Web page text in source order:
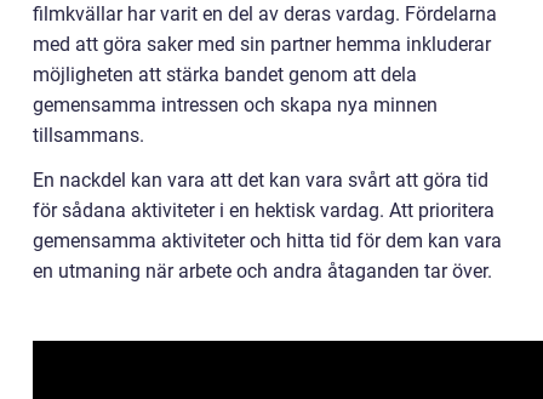
filmkvällar har varit en del av deras vardag. Fördelarna
med att göra saker med sin partner hemma inkluderar
möjligheten att stärka bandet genom att dela
gemensamma intressen och skapa nya minnen
tillsammans.
En nackdel kan vara att det kan vara svårt att göra tid
för sådana aktiviteter i en hektisk vardag. Att prioritera
gemensamma aktiviteter och hitta tid för dem kan vara
en utmaning när arbete och andra åtaganden tar över.